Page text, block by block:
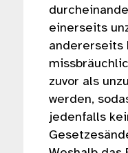
einerseits
andererseits
zuvor als
werden,
jedenfalls